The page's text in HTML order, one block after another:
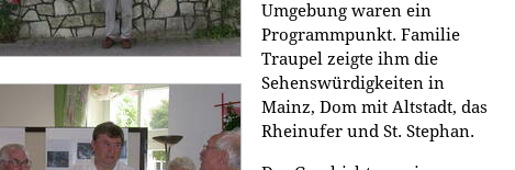
Umgebung waren ein
Programmpunkt. Familie
Traupel zeigte ihm die
Sehenswürdigkeiten in
Mainz, Dom mit Altstadt, das
Rheinufer und St. Stephan.